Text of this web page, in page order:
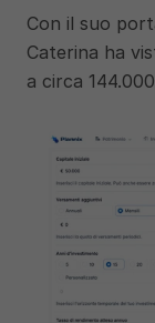
Con il suo
Caterina ha
a circa